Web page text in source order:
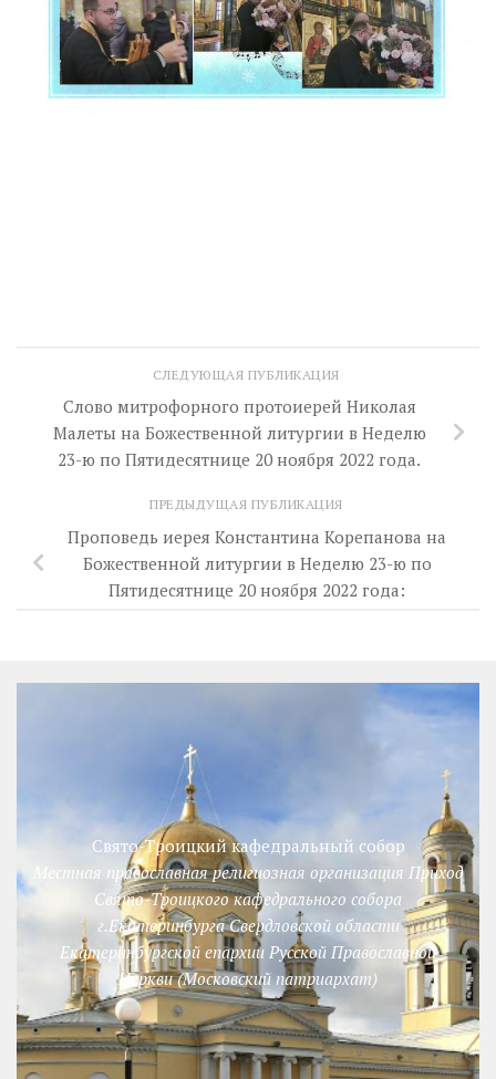
СЛЕДУЮЩАЯ ПУБЛИКАЦИЯ
Слово митрофорного протоиерей Николая
Малеты на Божественной литургии в Неделю
23-ю по Пятидесятнице 20 ноября 2022 года.
ПРЕДЫДУЩАЯ ПУБЛИКАЦИЯ
Проповедь иерея Константина Корепанова на
Божественной литургии в Неделю 23-ю по
Пятидесятнице 20 ноября 2022 года:
Свято-Троицкий кафедральный собор
Местная православная религиозная организация Приход
Свято-Троицкого кафедрального собора
г.Екатеринбурга Свердловской области
Екатеринбургской епархии Русской Православной
Церкви (Московский патриархат)